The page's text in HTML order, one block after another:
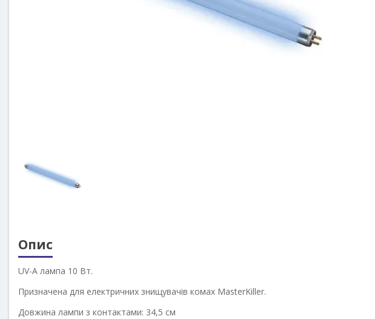
Опис
UV-A лампа 10 Вт.
Призначена для електричних знищувачів комах MasterKiller.
Довжина лампи з контактами: 34,5 см